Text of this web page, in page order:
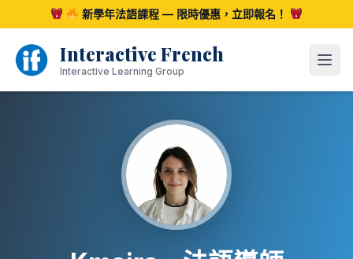
至
新學年法語課程 — 限時優惠，立即報名！
Interactive French
Interactive Learning Group 開啟